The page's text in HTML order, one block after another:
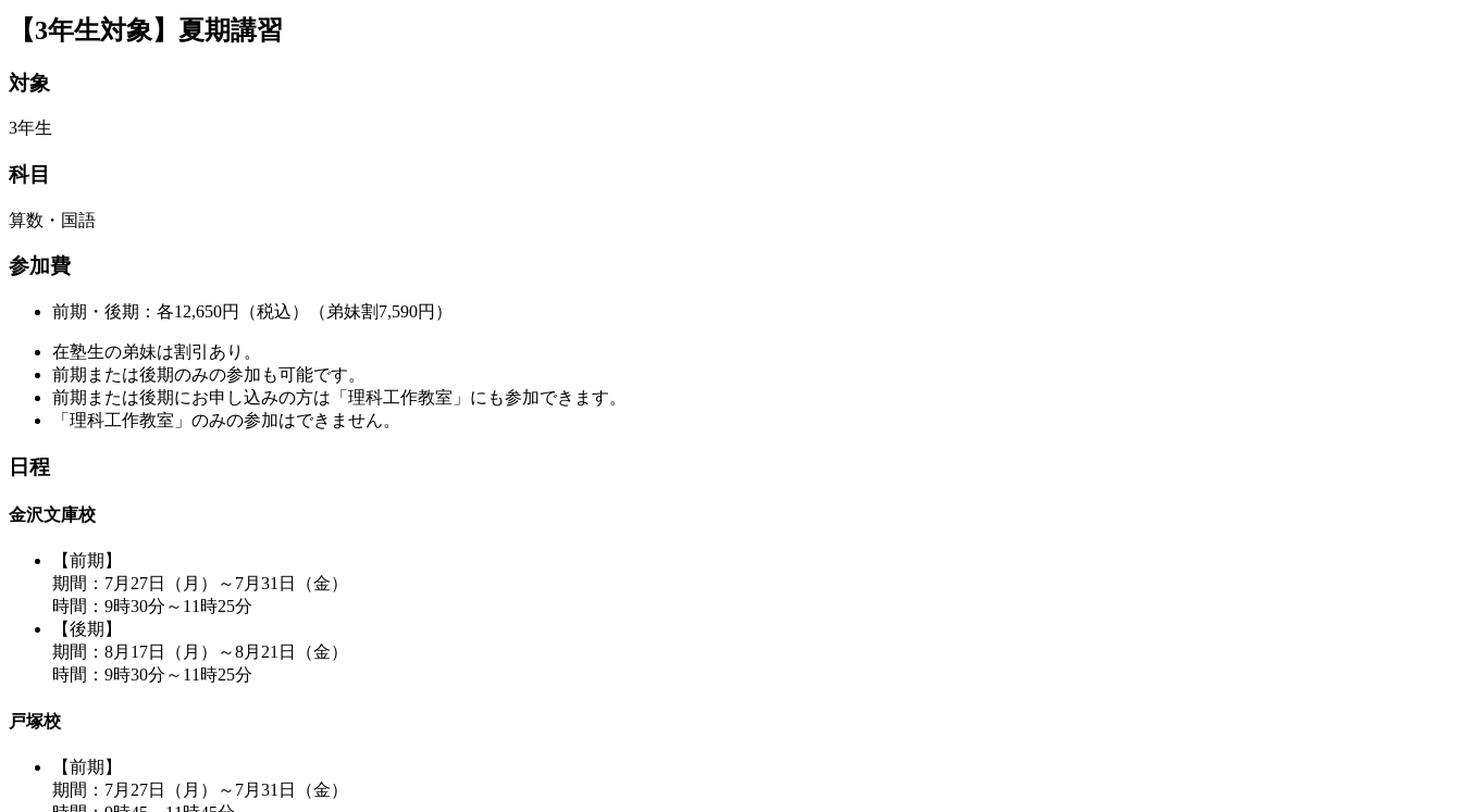
【3年生対象】夏期講習
対象
3年生
科目
算数・国語
参加費
前期・後期：各12,650円（税込）（弟妹割7,590円）
在塾生の弟妹は割引あり。
前期または後期のみの参加も可能です。
前期または後期にお申し込みの方は「理科工作教室」にも参加できます。
「理科工作教室」のみの参加はできません。
日程
金沢文庫校
【前期】
期間：7月27日（月）～7月31日（金）
時間：9時30分～11時25分
【後期】
期間：8月17日（月）～8月21日（金）
時間：9時30分～11時25分
戸塚校
【前期】
期間：7月27日（月）～7月31日（金）